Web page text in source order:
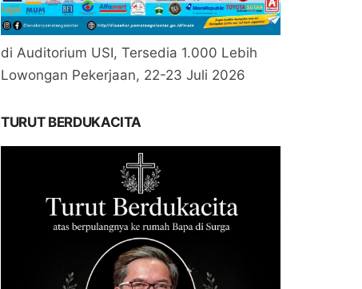
di Auditorium USI, Tersedia 1.000 Lebih
Lowongan Pekerjaan, 22-23 Juli 2026
TURUT BERDUKACITA